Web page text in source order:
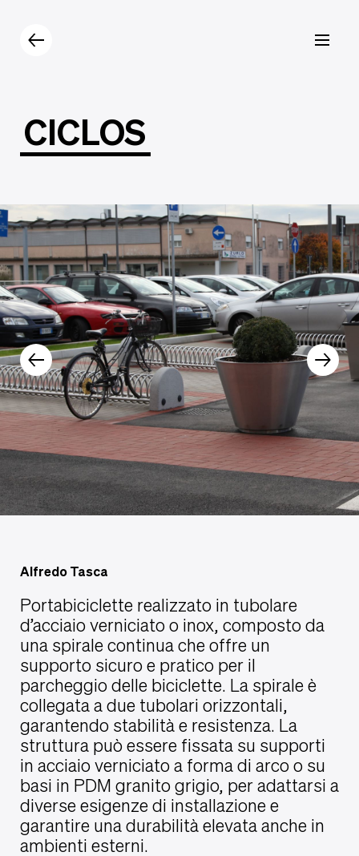
CICLOS
Alfredo Tasca
Portabiciclette realizzato in tubolare
d’acciaio verniciato o inox, composto da
una spirale continua che offre un
supporto sicuro e pratico per il
parcheggio delle biciclette. La spirale è
collegata a due tubolari orizzontali,
garantendo stabilità e resistenza. La
struttura può essere fissata su supporti
in acciaio verniciato a forma di arco o su
basi in PDM granito grigio, per adattarsi a
diverse esigenze di installazione e
garantire una durabilità elevata anche in
ambienti esterni.